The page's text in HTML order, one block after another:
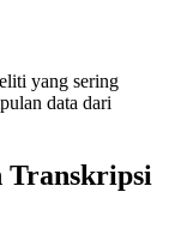
yang sering
data dari
Transkripsi